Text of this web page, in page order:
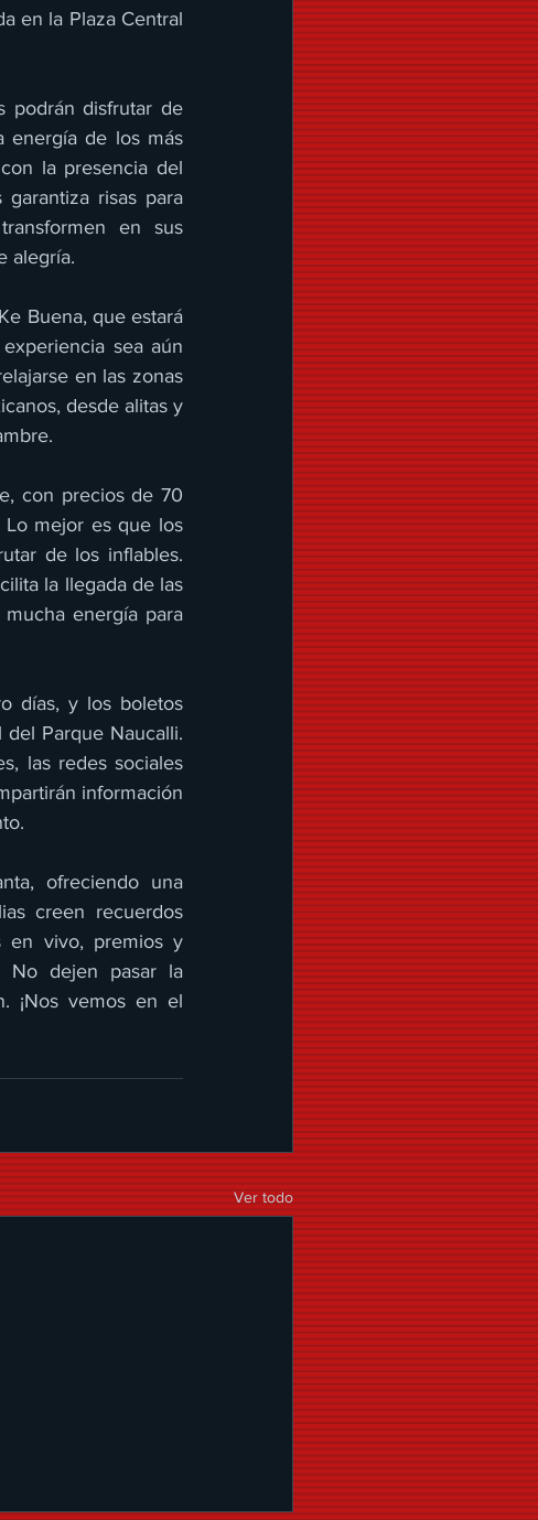
en la Plaza Central
podrán disfrutar de
energía de los más
la presencia del
risas para
en sus
alegría.
Buena, que estará
sea aún
en las zonas
desde alitas y
con precios de 70
mejor es que los
de los inflables.
la llegada de las
mucha energía para
días, y los boletos
Parque Naucalli.
las redes sociales
información
ofreciendo una
creen recuerdos
en vivo, premios y
No dejen pasar la
¡Nos vemos en el
Ver todo